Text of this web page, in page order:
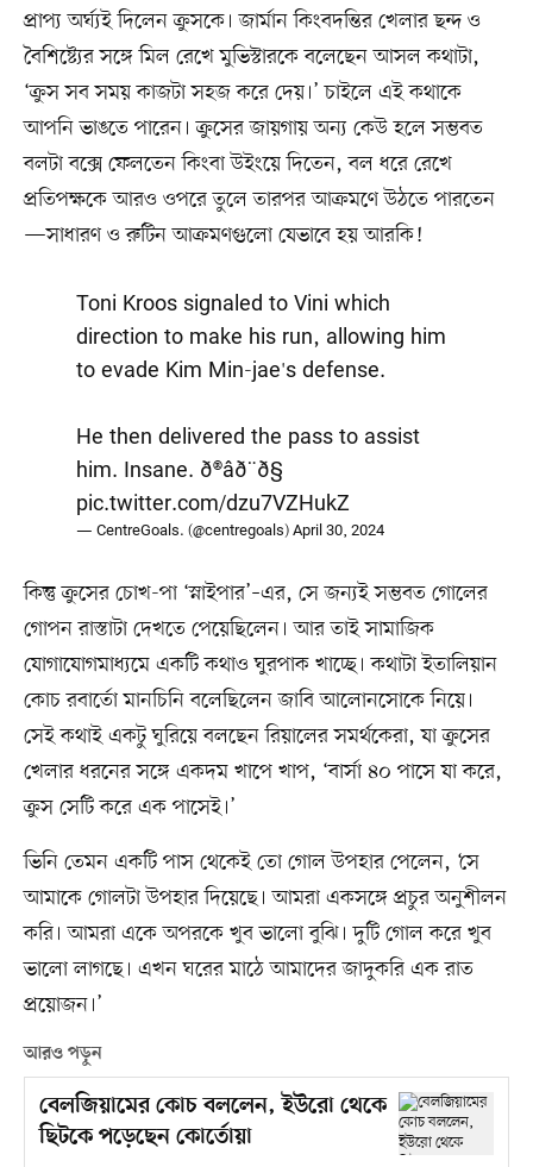
প্রাপ্য অর্ঘ্যই দিলেন ক্রুসকে। জার্মান কিংবদন্তির খেলার ছন্দ ও
বৈশিষ্ট্যের সঙ্গে মিল রেখে মুভিস্টারকে বলেছেন আসল কথাটা,
‘ক্রুস সব সময় কাজটা সহজ করে দেয়।’ চাইলে এই কথাকে
আপনি ভাঙতে পারেন। ক্রুসের জায়গায় অন্য কেউ হলে সম্ভবত
বলটা বক্সে ফেলতেন কিংবা উইংয়ে দিতেন, বল ধরে রেখে
প্রতিপক্ষকে আরও ওপরে তুলে তারপর আক্রমণে উঠতে পারতেন
—সাধারণ ও রুটিন আক্রমণগুলো যেভাবে হয় আরকি!
Toni Kroos signaled to Vini which
direction to make his run, allowing him
to evade Kim Min-jae's defense.
He then delivered the pass to assist
him. Insane. ð®âð¨ð§
pic.twitter.com/dzu7VZHukZ
— CentreGoals. (@centregoals)April 30, 2024
কিন্তু ক্রুসের চোখ-পা ‘স্নাইপার’–এর, সে জন্যই সম্ভবত গোলের
গোপন রাস্তাটা দেখতে পেয়েছিলেন। আর তাই সামাজিক
যোগাযোগমাধ্যমে একটি কথাও ঘুরপাক খাচ্ছে। কথাটা ইতালিয়ান
কোচ রবার্তো মানচিনি বলেছিলেন জাবি আলোনসোকে নিয়ে।
সেই কথাই একটু ঘুরিয়ে বলছেন রিয়ালের সমর্থকেরা, যা ক্রুসের
খেলার ধরনের সঙ্গে একদম খাপে খাপ, ‘বার্সা ৪০ পাসে যা করে,
ক্রুস সেটি করে এক পাসেই।’
ভিনি তেমন একটি পাস থেকেই তো গোল উপহার পেলেন, ‘সে
আমাকে গোলটা উপহার দিয়েছে। আমরা একসঙ্গে প্রচুর অনুশীলন
করি। আমরা একে অপরকে খুব ভালো বুঝি। দুটি গোল করে খুব
ভালো লাগছে। এখন ঘরের মাঠে আমাদের জাদুকরি এক রাত
প্রয়োজন।’
আরও পড়ুন
বেলজিয়ামের কোচ বললেন, ইউরো থেকে
ছিটকে পড়েছেন কোর্তোয়া